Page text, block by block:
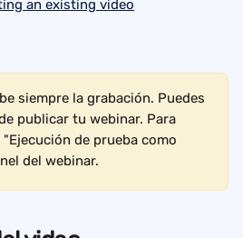
siempre la grabación. Puedes
publicar tu webinar. Para
de prueba como
del webinar.